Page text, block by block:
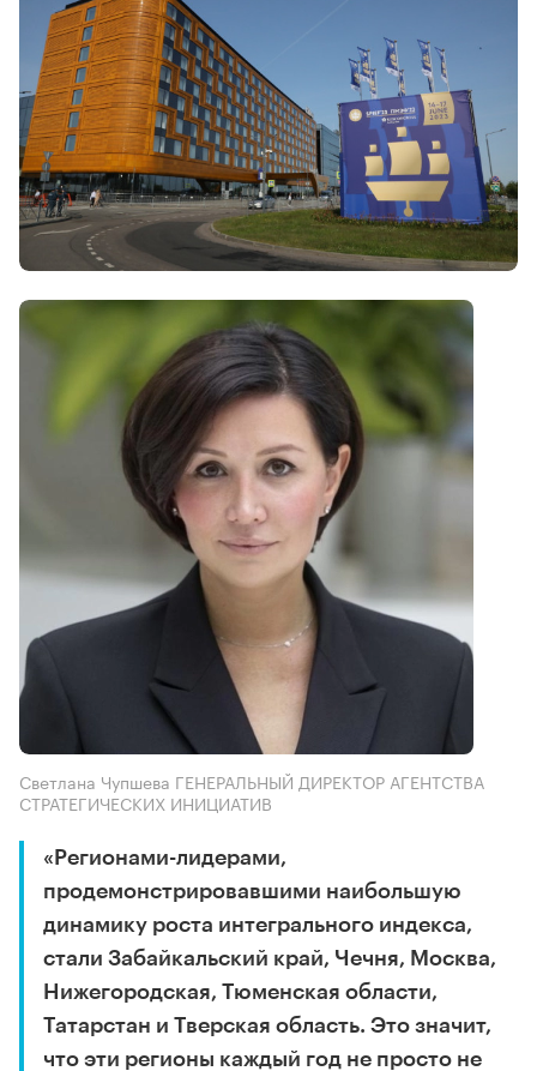
Светлана Чупшева ГЕНЕРАЛЬНЫЙ ДИРЕКТОР АГЕНТСТВА
СТРАТЕГИЧЕСКИХ ИНИЦИАТИВ
«Регионами-лидерами,
продемонстрировавшими наибольшую
динамику роста интегрального индекса,
стали Забайкальский край, Чечня, Москва,
Нижегородская, Тюменская области,
Татарстан и Тверская область. Это значит,
что эти регионы каждый год не просто не